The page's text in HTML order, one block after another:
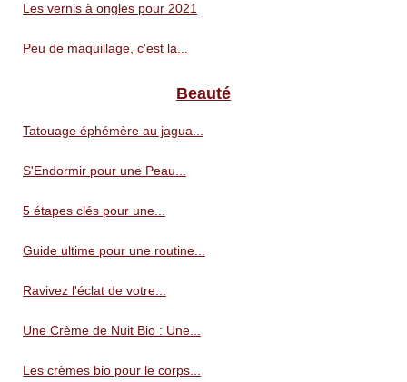
Les vernis à ongles pour 2021
Peu de maquillage, c'est la...
Beauté
Tatouage éphémère au jagua...
S'Endormir pour une Peau...
5 étapes clés pour une...
Guide ultime pour une routine...
Ravivez l'éclat de votre...
Une Crème de Nuit Bio : Une...
Les crèmes bio pour le corps...